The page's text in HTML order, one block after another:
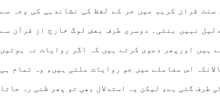
قران کریم میں جر کے لفظ کی نشاندہی کی وجہ سے
نہیں بنتی۔ دوسری طرف بعض لوگ خارج از قرآن سے
ہیں اورپھر دعوی کرتے ہیں کہ اگر روایات نہ ہوتیں
اس معاملے میں جو روایات ملتی ہیں، وہ تمام ہی
طرف گئی ہے، لیکن یہ استدلال بھی تو پھر ظنی رہ جاتا